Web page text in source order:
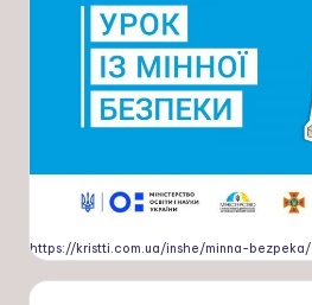
https://kristti.com.ua/inshe/minna-bezpeka/